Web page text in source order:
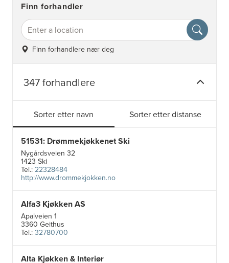
Finn forhandler
Finn forhandlere nær deg
347 forhandlere
Sorter etter navn Sorter etter distanse
51531: Drømmekjøkkenet Ski
Nygårdsveien 32
1423 Ski
Tel.:22328484
http://www.drommekjokken.no
Alfa3 Kjøkken AS
Apalveien 1
3360 Geithus
Tel.:32780700
Alta Kjøkken & Interiør